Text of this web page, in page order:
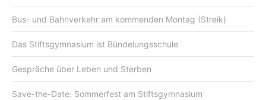
Bus- und Bahnverkehr am kommenden Montag (Streik)
Das Stiftsgymnasium ist Bündelungsschule
Gespräche über Leben und Sterben
Save-the-Date: Sommerfest am Stiftsgymnasium